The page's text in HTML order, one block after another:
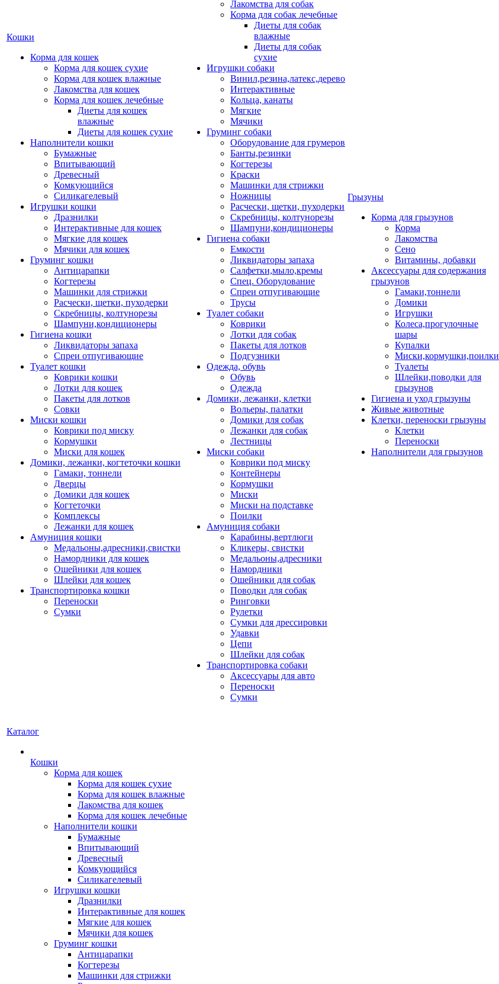
Кошки
Корма для кошек
Корма для кошек сухие
Корма для кошек влажные
Лакомства для кошек
Корма для кошек лечебные
Диеты для кошек
влажные
Диеты для кошек сухие
Наполнители кошки
Бумажные
Впитывающий
Древесный
Комкующийся
Силикагелевый
Игрушки кошки
Дразнилки
Интерактивные для кошек
Мягкие для кошек
Мячики для кошек
Груминг кошки
Антицарапки
Когтерезы
Машинки для стрижки
Расчески, щетки, пуходерки
Скребницы, колтунорезы
Шампуни,кондиционеры
Гигиена кошки
Ликвидаторы запаха
Спреи отпугивающие
Туалет кошки
Коврики кошки
Лотки для кошек
Пакеты для лотков
Совки
Миски кошки
Коврики под миску
Кормушки
Миски для кошек
Домики, лежанки, когтеточки кошки
Гамаки, тоннели
Дверцы
Домики для кошек
Когтеточки
Комплексы
Лежанки для кошек
Амуниция кошки
Медальоны,адресники,свистки
Намордники для кошек
Ошейники для кошек
Шлейки для кошек
Транспортировка кошки
Переноски
Сумки
Лакомства для собак
Корма для собак лечебные
Диеты для собак
влажные
Диеты для собак
сухие
Игрушки собаки
Винил,резина,латекс,дерево
Интерактивные
Кольца, канаты
Мягкие
Мячики
Груминг собаки
Оборудование для грумеров
Банты,резинки
Когтерезы
Краски
Машинки для стрижки
Ножницы
Расчески, щетки, пуходерки
Скребницы, колтунорезы
Шампуни,кондиционеры
Гигиена собаки
Емкости
Ликвидаторы запаха
Салфетки,мыло,кремы
Спец. Оборудование
Спреи отпугивающие
Трусы
Туалет собаки
Коврики
Лотки для собак
Пакеты для лотков
Подгузники
Одежда, обувь
Обувь
Одежда
Домики, лежанки, клетки
Вольеры, палатки
Домики для собак
Лежанки для собак
Лестницы
Миски собаки
Коврики под миску
Контейнеры
Кормушки
Миски
Миски на подставке
Поилки
Амуниция собаки
Карабины,вертлюги
Кликеры, свистки
Медальоны,адресники
Намордники
Ошейники для собак
Поводки для собак
Ринговки
Рулетки
Сумки для дрессировки
Удавки
Цепи
Шлейки для собак
Транспортировка собаки
Аксессуары для авто
Переноски
Сумки
Грызуны
Корма для грызунов
Корма
Лакомства
Сено
Витамины, добавки
Аксессуары для содержания
грызунов
Гамаки,тоннели
Домики
Игрушки
Колеса,прогулочные
шары
Купалки
Миски,кормушки,поилки
Туалеты
Шлейки,поводки для
грызунов
Гигиена и уход грызуны
Живые животные
Клетки, переноски грызуны
Клетки
Переноски
Наполнители для грызунов
Каталог
Кошки
Корма для кошек
Корма для кошек сухие
Корма для кошек влажные
Лакомства для кошек
Корма для кошек лечебные
Наполнители кошки
Бумажные
Впитывающий
Древесный
Комкующийся
Силикагелевый
Игрушки кошки
Дразнилки
Интерактивные для кошек
Мягкие для кошек
Мячики для кошек
Груминг кошки
Антицарапки
Когтерезы
Машинки для стрижки